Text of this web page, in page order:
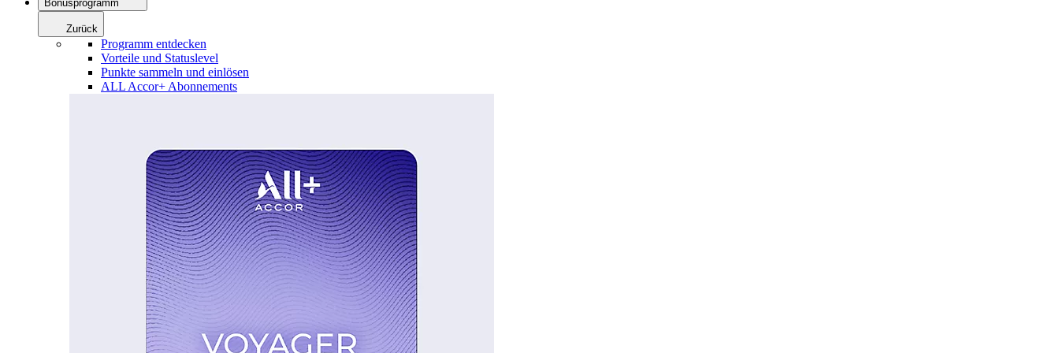
Bonusprogramm
Zurück
Programm entdecken
Vorteile und Statuslevel
Punkte sammeln und einlösen
ALL Accor+ Abonnements